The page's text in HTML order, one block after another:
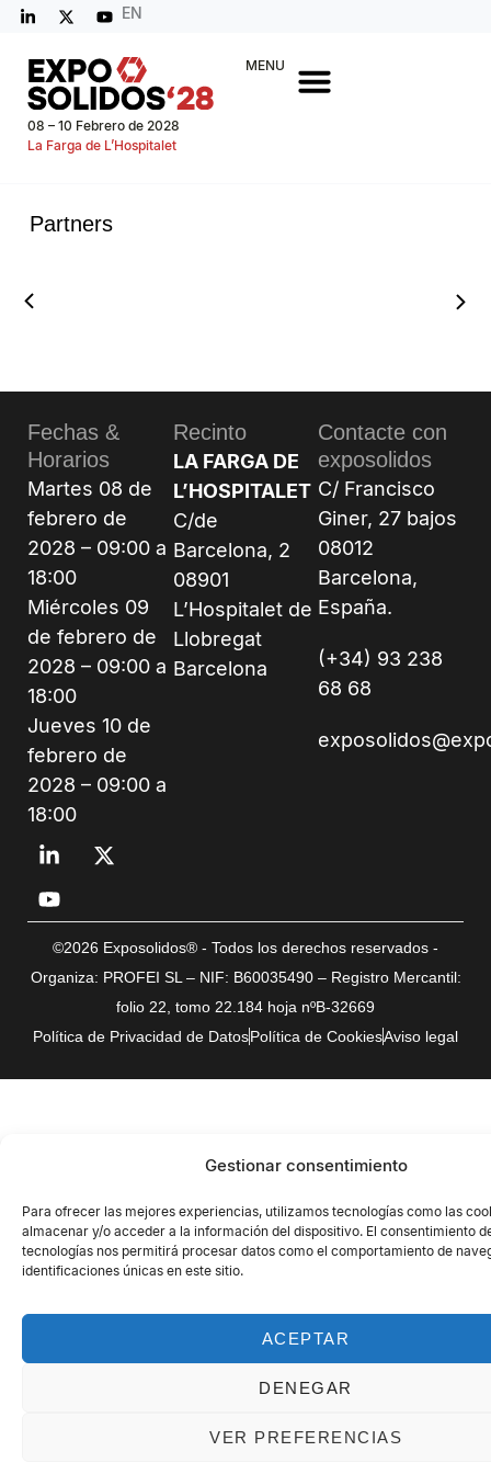
Gestionar consentimiento
Para ofrecer las mejores experiencias, utilizamos tecnologías como las
almacenar y/o acceder a la información del dispositivo. El consentimiento
tecnologías nos permitirá procesar datos como el comportamiento de
identificaciones únicas en este sitio.
ACEPTAR
DENEGAR
VER PREFERENCIAS
EN
08 – 10 Febrero de 2028
La Farga de L’Hospitalet
MENU
Partners
Fechas &
Horarios
Martes 08 de
febrero de
2028 – 09:00 a
18:00
Miércoles 09
de febrero de
2028 – 09:00 a
18:00
Jueves 10 de
febrero de
2028 – 09:00 a
18:00
Recinto
LA FARGA DE
L’HOSPITALET
C/de
Barcelona, 2
08901
L’Hospitalet de
Llobregat
Barcelona
Contacte con
exposolidos
C/ Francisco
Giner, 27 bajos
08012
Barcelona,
España.
(+34) 93 238
68 68
©2026 Exposolidos® - Todos los derechos reservados -
Organiza: PROFEI SL – NIF: B60035490 – Registro Mercantil:
folio 22, tomo 22.184 hoja nºB-32669
Política de Privacidad de DatosPolítica de CookiesAviso legal